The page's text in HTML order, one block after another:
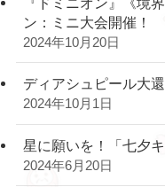
ン：ミニ大会開催！
2024年10月20日
ディアシュピール大
2024年10月1日
星に願いを！「七夕
2024年6月20日